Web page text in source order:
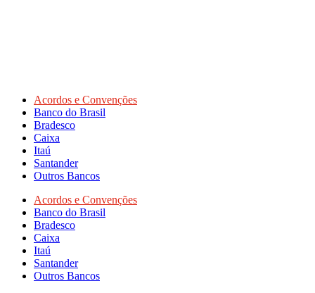
Acordos e Convenções
Banco do Brasil
Bradesco
Caixa
Itaú
Santander
Outros Bancos
Acordos e Convenções
Banco do Brasil
Bradesco
Caixa
Itaú
Santander
Outros Bancos